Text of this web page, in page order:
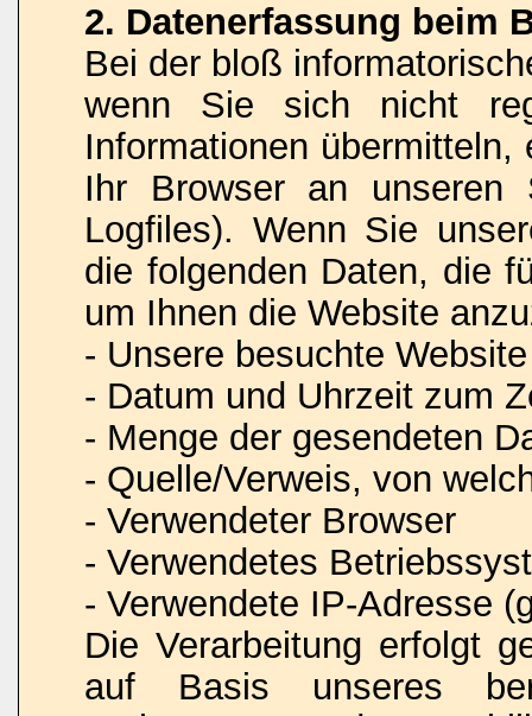
2. Datenerfassung beim
Bei der bloß
wenn Sie sich nicht
Informationen
Ihr Browser an unseren
Logfiles). Wenn Sie
die folgenden Daten, die
um Ihnen die Website
- Unsere besuchte Website
- Datum und Uhrzeit zum
- Menge der gesendeten
- Quelle/Verweis, von
- Verwendeter Browser
- Verwendetes
- Verwendete IP-Adresse
Die Verarbeitung erfolgt
auf Basis unseres